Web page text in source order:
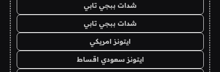
شدات ببجي تابي
شدات ببجي تابي
ايتونز امريكي
ايتونز سعودي اقساط